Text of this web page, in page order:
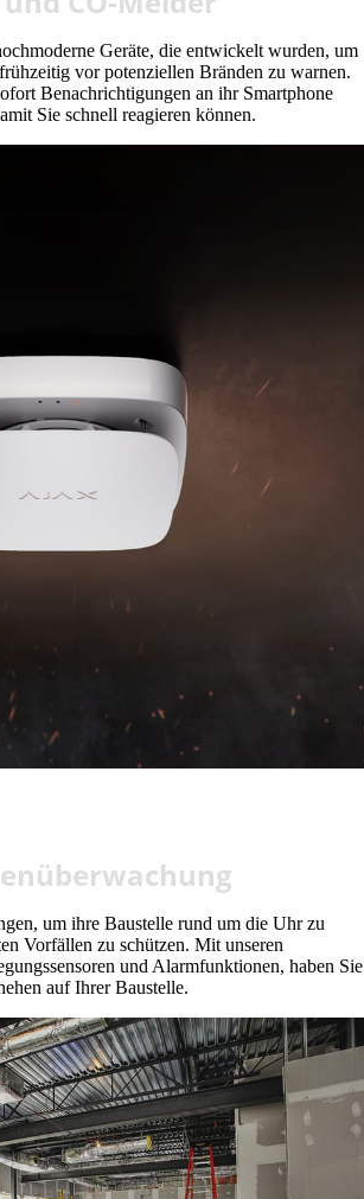
Geräte, die entwickelt wurden, um
vor potenziellen Bränden zu warnen.
Benachrichtigungen an ihr Smartphone
Sie schnell reagieren können.
um ihre Baustelle rund um die Uhr zu
Vorfällen zu schützen. Mit unseren
und Alarmfunktionen, haben Sie
auf Ihrer Baustelle.